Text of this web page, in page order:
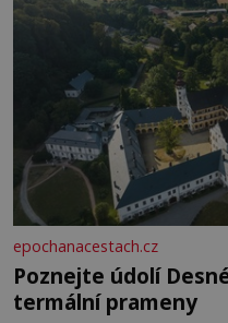
epochanacestach.cz
Poznejte údolí
termální prameny